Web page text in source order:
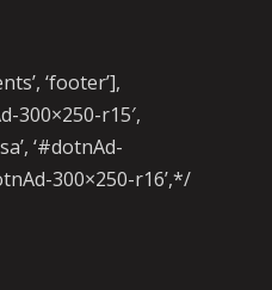
‘footer’],
300×250-r15′,
‘#dotnAd-
300×250-r16’,*/